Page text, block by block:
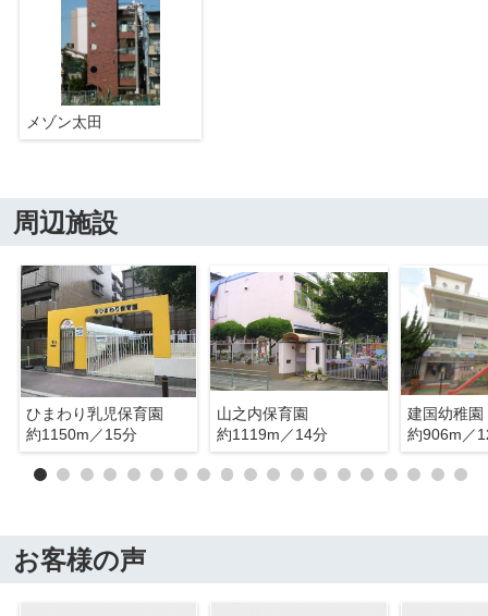
メゾン太田
周辺施設
ひまわり乳児保育園
約1150m／15分
山之内保育園
約1119m／14分
建国幼稚園
約906m／
お客様の声